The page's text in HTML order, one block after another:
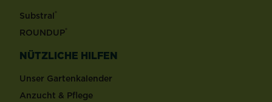
Substral®
ROUNDUP®
NÜTZLICHE HILFEN
Unser Gartenkalender
Anzucht & Pflege